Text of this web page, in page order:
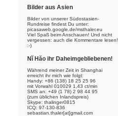
Bilder aus Asien
Bilder von unserer Südostasien-
Rundreise findest Du unter:
picasaweb.google.de/msthaler.eu
Viel Spaß beim Anschauen! Und nicht
vergessen: auch die Kommentare lesen!
:-)
Nĭ Hăo ihr Daheimgebliebenen!
Während meiner Zeit in Shanghai
erreicht ihr mich wie folgt:
Handy: +86 (138) 18 25 25 96
mit Vorwahl 010029 1,43 ct/min
SMS an: +49 (1 78) 2 98 44 95
(zum üblichen Inlandspreis)
Skype: thalinger0815
ICQ: 97-130-836
sebastian.thaler[at]gmail.com